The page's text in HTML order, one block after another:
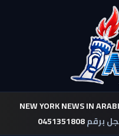
NEW YORK NEWS IN
برقم0451351808